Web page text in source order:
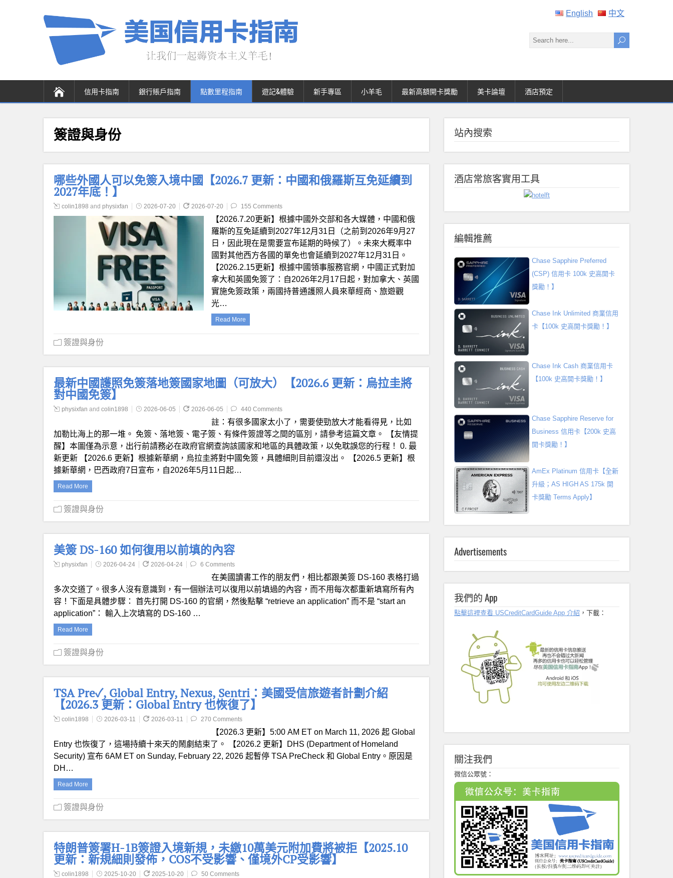
English 中文
信用卡指南 銀行賬戶指南 點數里程指南 遊記&體驗 新手專區 小羊毛 最新高額開卡獎勵 美卡論壇 酒店預定
簽證與身份
哪些外國人可以免簽入境中國【2026.7 更新：中國和俄羅斯互免延續到
2027年底！】
colin1898 and physixfan 2026-07-20 2026-07-20 155 Comments
【2026.7.20更新】根據中國外交部和各大媒體，中國和俄
羅斯的互免延續到2027年12月31日（之前到2026年9月27
日，因此現在是需要宣布延期的時候了）。未來大概率中
國對其他西方各國的單免也會延續到2027年12月31日。
【2026.2.15更新】根據中國領事服務官網，中國正式對加
拿大和英國免簽了：自2026年2月17日起，對加拿大、英國
實施免簽政策，兩國持普通護照人員來華經商、旅遊觀
光…
Read More
簽證與身份
最新中國護照免簽落地簽國家地圖（可放大）【2026.6 更新：烏拉圭將
對中國免簽】
physixfan and colin1898 2026-06-05 2026-06-05 440 Comments
註：有很多國家太小了，需要使勁放大才能看得見，比如
加勒比海上的那一堆。 免簽、落地簽、電子簽、有條件簽證等之間的區別，請參考這篇文章。 【友情提
醒】本圖僅為示意，出行前請務必在政府官網查詢該國家和地區的具體政策，以免耽誤您的行程！ 0. 最
新更新 【2026.6 更新】根據新華網，烏拉圭將對中國免簽，具體細則目前還沒出。 【2026.5 更新】根
據新華網，巴西政府7日宣布，自2026年5月11日起…
Read More
簽證與身份
美簽 DS-160 如何復用以前填的內容
physixfan 2026-04-24 2026-04-24 6 Comments
在美國讀書工作的朋友們，相比都跟美簽 DS-160 表格打過
多次交道了。很多人沒有意識到，有一個辦法可以復用以前填過的內容，而不用每次都重新填寫所有內
容！下面是具體步驟： 首先打開 DS-160 的官網，然後點擊 “retrieve an application” 而不是 “start an
application”： 輸入上次填寫的 DS-160 …
Read More
簽證與身份
TSA Pre✓, Global Entry, Nexus, Sentri：美國受信旅遊者計劃介紹
【2026.3 更新：Global Entry 也恢復了】
colin1898 2026-03-11 2026-03-11 270 Comments
【2026.3 更新】5:00 AM ET on March 11, 2026 起 Global
Entry 也恢復了，這場持續十來天的鬧劇結束了。 【2026.2 更新】DHS (Department of Homeland
Security) 宣布 6AM ET on Sunday, February 22, 2026 起暫停 TSA PreCheck 和 Global Entry。原因是
DH…
Read More
簽證與身份
特朗普簽署H-1B簽證入境新規，未繳10萬美元附加費將被拒【2025.10
更新：新規細則發佈，COS不受影響、僅境外CP受影響】
colin1898 2025-10-20 2025-10-20 50 Comments
站內搜索
酒店常旅客實用工具
編輯推薦
Chase Sapphire Preferred
(CSP) 信用卡 100k 史高開卡
獎勵！】
Chase Ink Unlimited 商業信用
卡【100k 史高開卡獎勵！】
Chase Ink Cash 商業信用卡
【100k 史高開卡獎勵！】
Chase Sapphire Reserve for
Business 信用卡【200k 史高
開卡獎勵！】
AmEx Platinum 信用卡【全新
升級；AS HIGH AS 175k 開
卡獎勵 Terms Apply】
Advertisements
我們的 App
點擊這裡查看 USCreditCardGuide App 介紹 ，下載：
關注我們
微信公眾號：